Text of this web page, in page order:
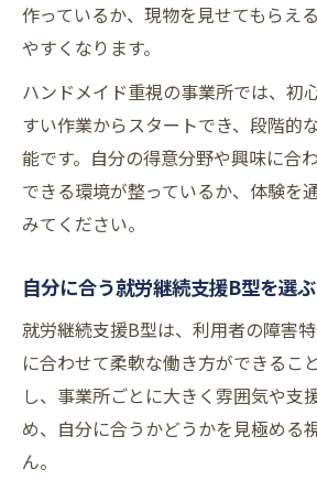
作っているか、現物を見せてもらえ
やすくなります。
ハンドメイド重視の事業所では、初
すい作業からスタートでき、段階的
能です。自分の得意分野や興味に合
できる環境が整っているか、体験を
みてください。
自分に合う就労継続支援B型を選
就労継続支援B型は、利用者の障害
に合わせて柔軟な働き方ができるこ
し、事業所ごとに大きく雰囲気や支
め、自分に合うかどうかを見極める
ん。